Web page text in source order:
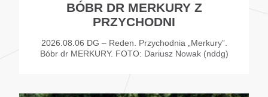
BÓBR DR MERKURY Z
PRZYCHODNI
2026.08.06 DG – Reden. Przychodnia „Merkury”.
Bóbr dr MERKURY. FOTO: Dariusz Nowak (nddg)